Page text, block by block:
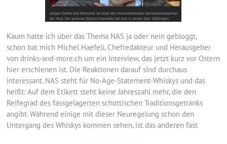
Kaum hatte ich über das Thema NAS ja oder nein gebloggt,
schon bat mich Michel Haefeli, Chefredakteur und Herausgeber
von drinks-and-more.ch um ein Interview, das jetzt kurz vor Ostern
hier erschienen ist. Die Reaktionen darauf sind durchaus
interessant. NAS steht für No-Age-Statement-Whiskys und das
heißt: Auf dem Etikett steht keine Jahreszahl mehr, die den
Reifegrad des fassgelagerten schottischen Traditionsgetränks
angibt. Während einige mit dieser Neuregelung schon den
Untergang des Whiskys kommen sehen, ist das anderen fast